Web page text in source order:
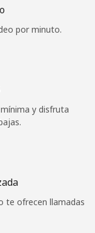
por minuto.
y disfruta
te ofrecen llamadas